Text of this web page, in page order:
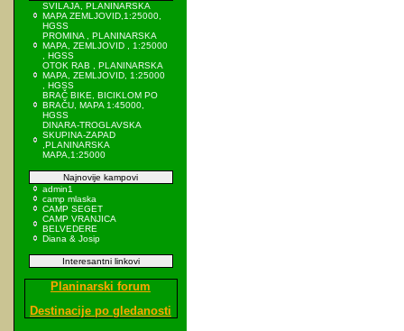
SVILAJA, PLANINARSKA
MAPA ZEMLJOVID,1:25000,
HGSS
PROMINA , PLANINARSKA
MAPA, ZEMLJOVID , 1:25000
, HGSS
OTOK RAB , PLANINARSKA
MAPA, ZEMLJOVID, 1:25000
, HGSS
BRAČ BIKE, BICIKLOM PO
BRAČU, MAPA 1:45000,
HGSS
DINARA-TROGLAVSKA
SKUPINA-ZAPAD
,PLANINARSKA
MAPA,1:25000
Najnovije kampovi
admin1
camp mlaska
CAMP SEGET
CAMP VRANJICA
BELVEDERE
Diana & Josip
Interesantni linkovi
Planinarski forum
Destinacije po gledanosti